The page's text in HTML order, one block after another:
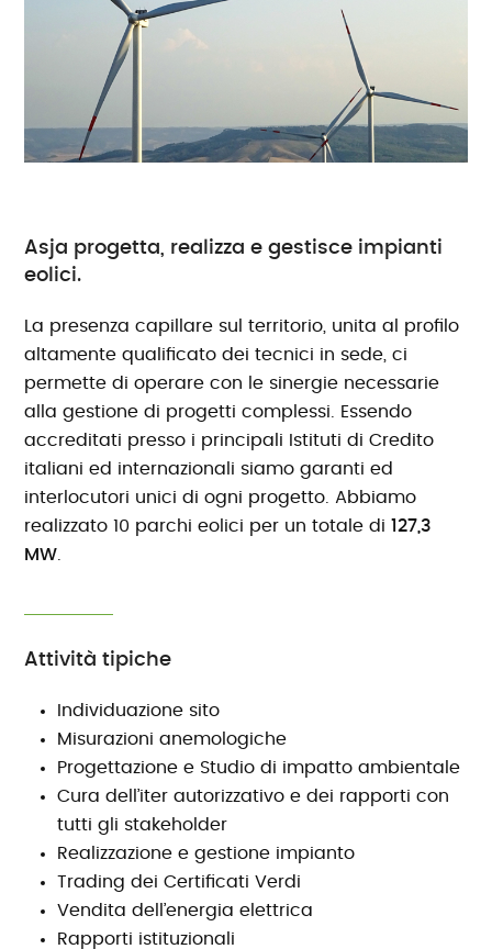
Asja progetta, realizza e gestisce impianti
eolici.
La presenza capillare sul territorio, unita al profilo
altamente qualificato dei tecnici in sede, ci
permette di operare con le sinergie necessarie
alla gestione di progetti complessi. Essendo
accreditati presso i principali Istituti di Credito
italiani ed internazionali siamo garanti ed
interlocutori unici di ogni progetto. Abbiamo
realizzato 10 parchi eolici per un totale di127,3
MW
Attività tipiche
Individuazione sito
Misurazioni anemologiche
Progettazione e Studio di impatto ambientale
Cura dell’iter autorizzativo e dei rapporti con
tutti gli stakeholder
Realizzazione e gestione impianto
Trading dei Certificati Verdi
Vendita dell’energia elettrica
Rapporti istituzionali